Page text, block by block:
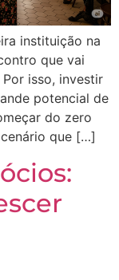
instituição na
que vai
isso, investir
potencial de
do zero
que […]